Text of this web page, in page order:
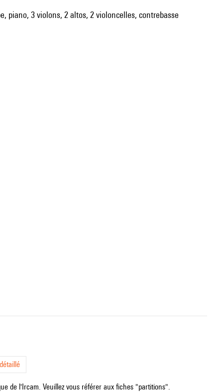
piano, 3 violons, 2 altos, 2 violoncelles, contrebasse
de l'Ircam. Veuillez vous référer aux fiches "partitions".